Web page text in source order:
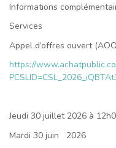
Informations
Services
Appel d’offres ouvert
https://
Jeudi 30 juillet 2026 à
Mardi 30 juin 2026